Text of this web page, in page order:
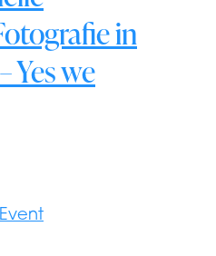
in
Yes we